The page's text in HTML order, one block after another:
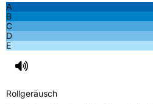
A
B
C
D
E
Rollgeräusch